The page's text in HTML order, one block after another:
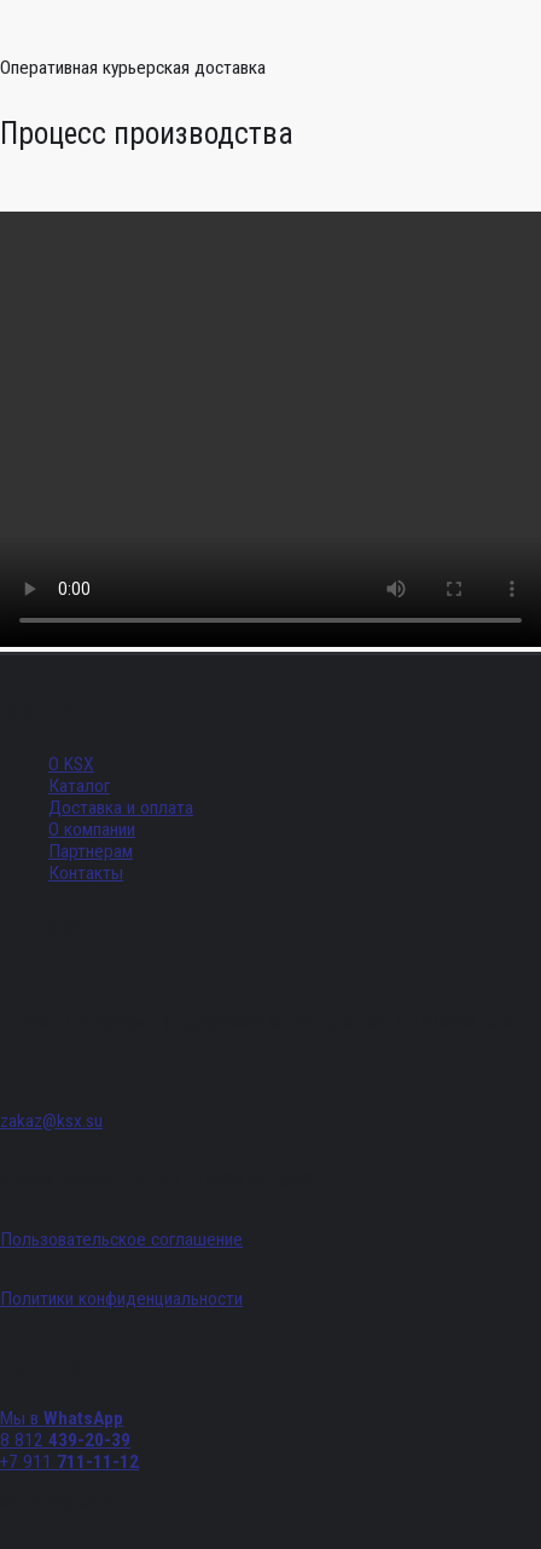
Оперативная курьерская доставка
Процесс производства
О KSX
Каталог
Доставка и оплата
О компании
Партнерам
Контакты
zakaz@ksx.su
Пользовательское соглашение
Политики конфиденциальности
Мы в WhatsApp
8 812 439-20-39
+7 911 711-11-12